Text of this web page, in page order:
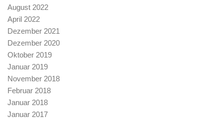
August 2022
April 2022
Dezember 2021
Dezember 2020
Oktober 2019
Januar 2019
November 2018
Februar 2018
Januar 2018
Januar 2017